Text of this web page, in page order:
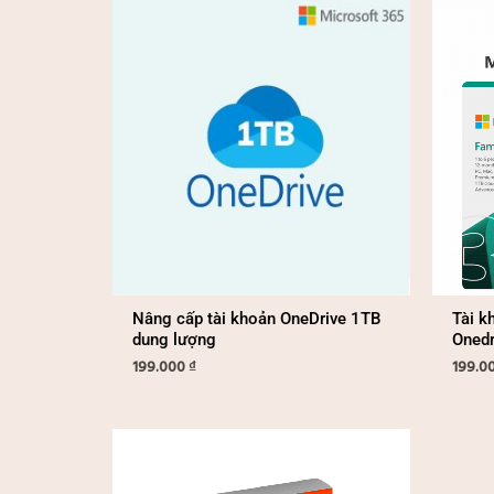
Nâng cấp tài khoản OneDrive 1TB
dung lượng
199.000₫
Tài